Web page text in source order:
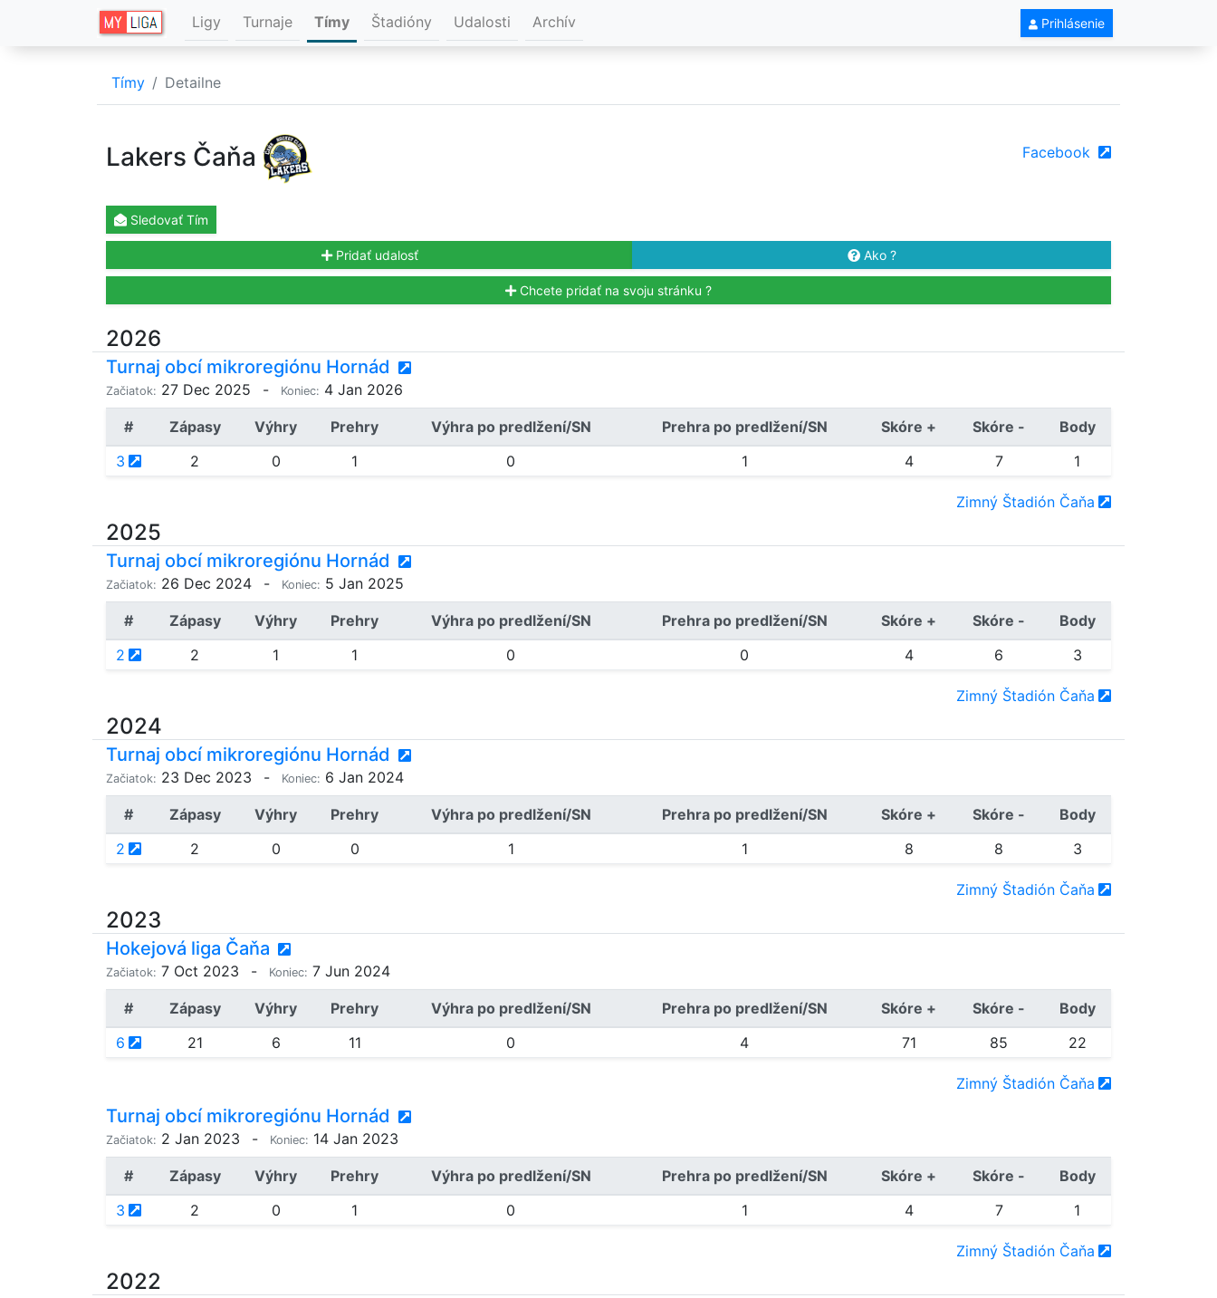
Ligy Turnaje Tímy Štadióny Udalosti Archív Prihlásenie
Tímy Detailne
Lakers Čaňa Facebook
Sledovať Tím
Pridať udalosť Ako ?
Chcete pridať na svoju stránku ?
2026
Turnaj obcí mikroregiónu Hornád
Začiatok: 27 Dec 2025 - Koniec: 4 Jan 2026
# Zápasy Výhry Prehry Výhra po predlžení/SN Prehra po predlžení/SN Skóre + Skóre -
Body
3
2 0 1 0 1 4 7 1
Zimný Štadión Čaňa
2025
Turnaj obcí mikroregiónu Hornád
Začiatok: 26 Dec 2024 - Koniec: 5 Jan 2025
# Zápasy Výhry Prehry Výhra po predlžení/SN Prehra po predlžení/SN Skóre + Skóre -
Body
2
2 1 1 0 0 4 6 3
Zimný Štadión Čaňa
2024
Turnaj obcí mikroregiónu Hornád
Začiatok: 23 Dec 2023 - Koniec: 6 Jan 2024
# Zápasy Výhry Prehry Výhra po predlžení/SN Prehra po predlžení/SN Skóre + Skóre -
Body
2
2 0 0 1 1 8 8 3
Zimný Štadión Čaňa
2023
Hokejová liga Čaňa
Začiatok: 7 Oct 2023 - Koniec: 7 Jun 2024
# Zápasy Výhry Prehry Výhra po predlžení/SN Prehra po predlžení/SN Skóre + Skóre -
Body
6
21 6 11 0 4 71 85 22
Zimný Štadión Čaňa
Turnaj obcí mikroregiónu Hornád
Začiatok: 2 Jan 2023 - Koniec: 14 Jan 2023
# Zápasy Výhry Prehry Výhra po predlžení/SN Prehra po predlžení/SN Skóre + Skóre -
Body
3
2 0 1 0 1 4 7 1
Zimný Štadión Čaňa
2022